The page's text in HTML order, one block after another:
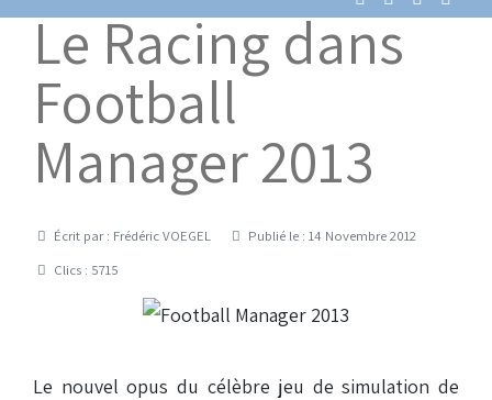
Le Racing dans
Football
Manager 2013
DétailsÉcrit par : Frédéric VOEGEL
Publié le : 14 Novembre 2012
Clics : 5715
Le nouvel opus du célèbre jeu de simulation de